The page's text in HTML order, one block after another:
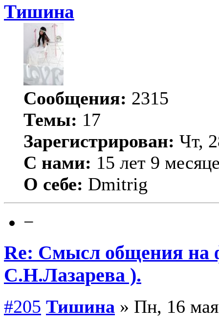
Тишина
Сообщения: 2315
Темы: 17
Зарегистрирован: Чт,
С нами: 15 лет 9
О себе: Dmitrig
−
Re: Смысл общения на
С.Н.Лазарева ).
#205 Тишина » Пн, 16